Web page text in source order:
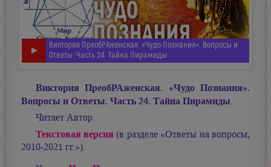
Виктория ПреобРАженская. «Чудо Познания». Вопросы и
Oтветы. Часть 24. Тайна Пирамиды
Виктория ПреобРАженская. «Чудо Познания».
Вопросы и Oтветы. Часть 24. Тайна Пирамиды.
Читает Автор.
Текстовая версия(в разделе «Ответы на вопросы,
2010-2021 гг.»).